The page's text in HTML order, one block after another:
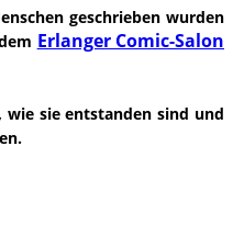
geschrieben wurden
Erlanger Comic-Salon
wie sie entstanden sind und